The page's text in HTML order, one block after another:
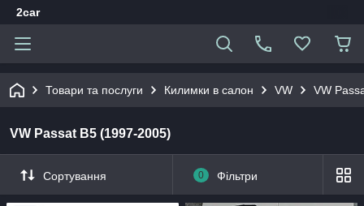
2car
Товари та послуги Килимки в салон VW VW
VW Passat B5 (1997-2005)
Сортування 0 Фільтри